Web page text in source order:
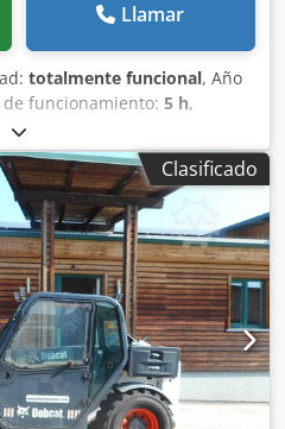
Llamar
totalmente funcional, Año
de funcionamiento: 5 h,
, altura de elevación:
, tipo de combustible:
, altura de construcción:
CV), anchura del
de la horquilla:1.200
, longitud total:1.991 mm,
, ancho de construcción:
eléctrica de 3 ruedas
500 Anchura de la
la horquilla: 35 mm Clase
kg Tipo de mástil: Triplex
Máquina nueva Estado
Clasificado